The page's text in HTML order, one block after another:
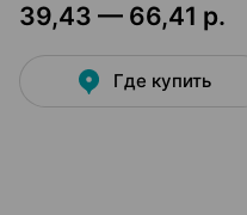
39,43 — 66,41 р.
Где купить